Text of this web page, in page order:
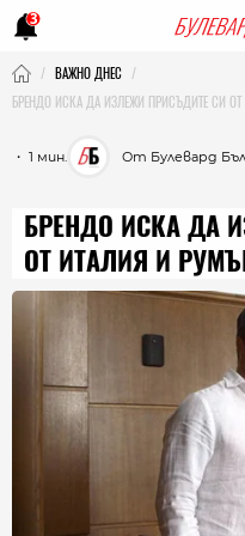
3
ВАЖНО ДНЕС
БРЕНДО ИСКА ДА ИЗЛЕЖИ ПРИСЪДИТЕ СИ
・ 1 мин. От Булевард
БРЕНДО ИСКА ДА
ОТ ИТАЛИЯ И